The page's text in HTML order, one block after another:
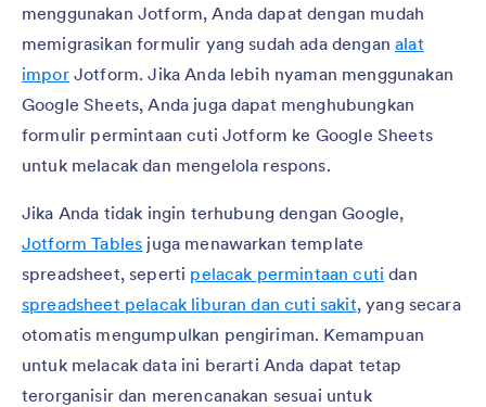
menggunakan Jotform, Anda dapat dengan mudah
memigrasikan formulir yang sudah ada denganalat
imporJotform. Jika Anda lebih nyaman menggunakan
Google Sheets, Anda juga dapat menghubungkan
formulir permintaan cuti Jotform ke Google Sheets
untuk melacak dan mengelola respons.
Jika Anda tidak ingin terhubung dengan Google,
Jotform Tables juga menawarkan template
spreadsheet, seperti pelacak permintaan cuti dan
spreadsheet pelacak liburan dan cuti sakit, yang secara
otomatis mengumpulkan pengiriman. Kemampuan
untuk melacak data ini berarti Anda dapat tetap
terorganisir dan merencanakan sesuai untuk